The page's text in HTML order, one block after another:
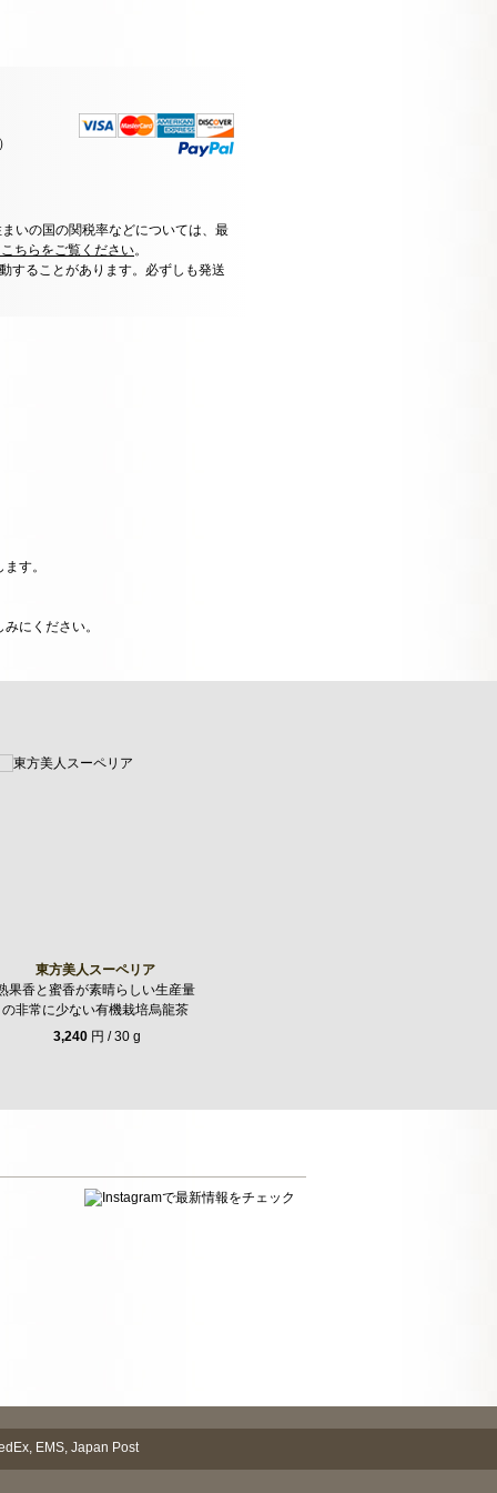
いの国の関税率などについては、最
ちらをご覧ください。
することがあります。必ずしも発送
す。
にください。
東方美人スーペリア
果香と蜜香が素晴らしい生産量
の非常に少ない有機栽培烏龍茶
3,240円 / 30 g